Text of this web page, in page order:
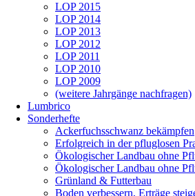
LOP 2015
LOP 2014
LOP 2013
LOP 2012
LOP 2011
LOP 2010
LOP 2009
(weitere Jahrgänge nachfragen)
Lumbrico
Sonderhefte
Ackerfuchsschwanz bekämpfen
Erfolgreich in der pfluglosen
Ökologischer Landbau ohne
Ökologischer Landbau ohne
Grünland & Futterbau
Boden verbessern, Erträge